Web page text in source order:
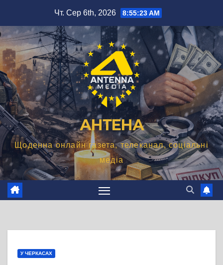
вмісту
Чт. Сер 6th, 2026 8:55:24 AM
АНТЕНА
Щоденна онлайн газета, телеканал, соціальні
медіа
У ЧЕРКАСАХ